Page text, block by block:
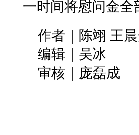
一时间将慰问金
作者｜陈翊 王
编辑｜吴冰
审核｜庞磊成